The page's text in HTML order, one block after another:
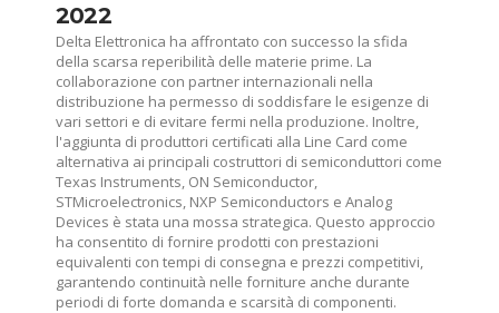
2022
Delta Elettronica ha affrontato con successo la sfida
della scarsa reperibilità delle materie prime. La
collaborazione con partner internazionali nella
distribuzione ha permesso di soddisfare le esigenze di
vari settori e di evitare fermi nella produzione. Inoltre,
l'aggiunta di produttori certificati alla Line Card come
alternativa ai principali costruttori di semiconduttori come
Texas Instruments, ON Semiconductor,
STMicroelectronics, NXP Semiconductors e Analog
Devices è stata una mossa strategica. Questo approccio
ha consentito di fornire prodotti con prestazioni
equivalenti con tempi di consegna e prezzi competitivi,
garantendo continuità nelle forniture anche durante
periodi di forte domanda e scarsità di componenti.